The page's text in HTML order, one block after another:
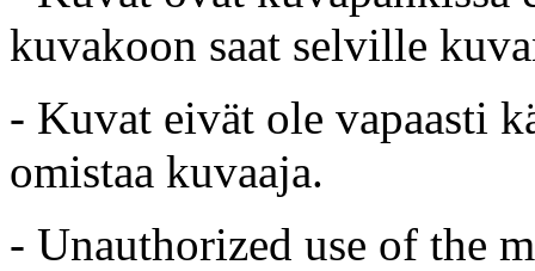
kuvakoon saat selville
- Kuvat eivät ole vapaasti
omistaa kuvaaja.
- Unauthorized use of the